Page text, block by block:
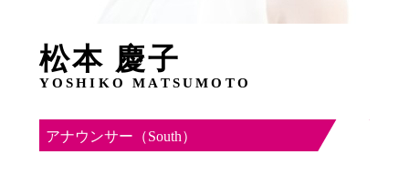
松本 慶子
YOSHIKO MATSUMOTO
アナウンサー（South）